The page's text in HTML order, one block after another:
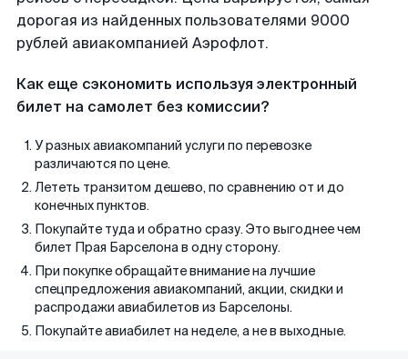
дорогая из найденных пользователями 9000
рублей авиакомпанией Аэрофлот.
Как еще сэкономить используя электронный
билет на самолет без комиссии?
У разных авиакомпаний услуги по перевозке
различаются по цене.
Лететь транзитом дешево, по сравнению от и до
конечных пунктов.
Покупайте туда и обратно сразу. Это выгоднее чем
билет Прая Барселона в одну сторону.
При покупке обращайте внимание на лучшие
спецпредложения авиакомпаний, акции, скидки и
распродажи авиабилетов из Барселоны.
Покупайте авиабилет на неделе, а не в выходные.